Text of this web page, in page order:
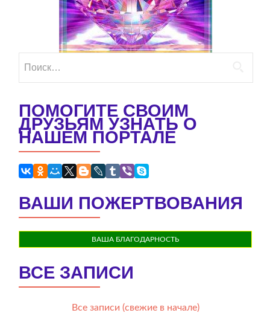
ПОМОГИТЕ СВОИМ
ДРУЗЬЯМ УЗНАТЬ О
НАШЕМ ПОРТАЛЕ
ВАШИ ПОЖЕРТВОВАНИЯ
ВАША БЛАГОДАРНОСТЬ
ВСЕ ЗАПИСИ
Все записи (свежие в начале)